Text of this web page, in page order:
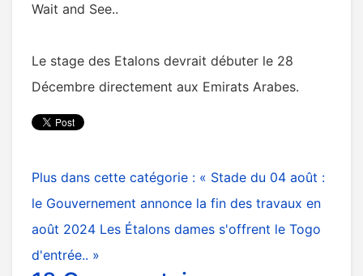
Wait and See..
Le stage des Etalons devrait débuter le 28
Décembre directement aux Emirats Arabes.
Plus dans cette catégorie : « Stade du 04 août :
le Gouvernement annonce la fin des travaux en
août 2024 Les Étalons dames s'offrent le Togo
d'entrée.. »